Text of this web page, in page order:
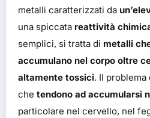
metalli caratterizzati da
una spiccata reattività
semplici, si tratta di metalli
accumulano nel corpo oltre
altamente tossici. Il problema
che tendono ad accumularsi
particolare nel cervello, nel